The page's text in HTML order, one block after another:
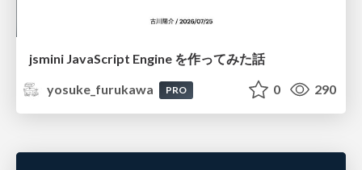
jsmini JavaScript Engine を作ってみた話
yosuke_furukawa
PRO 0 290